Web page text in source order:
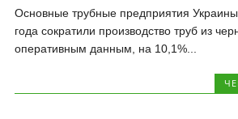
Основные трубные предприятия
года сократили производство труб из
оперативным данным, на 10,1%...